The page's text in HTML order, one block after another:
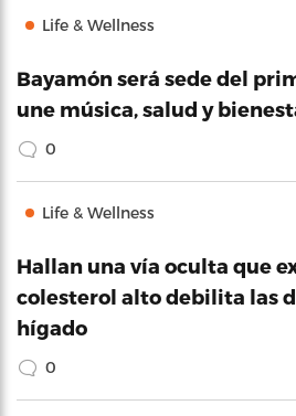
Life & Wellness
Bayamón será sede del
une música, salud y
0
Life & Wellness
Hallan una vía oculta que
colesterol alto debilita las
hígado
0